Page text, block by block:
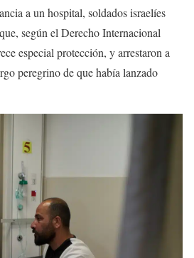
a un hospital, soldados israelíes
según el Derecho Internacional
especial protección, y arrestaron a
peregrino de que había lanzado